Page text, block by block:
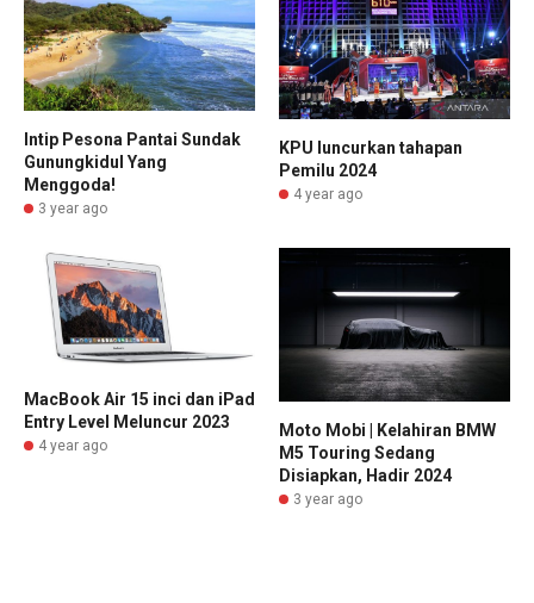
Intip Pesona Pantai Sundak
Gunungkidul Yang
Menggoda!
3 year ago
KPU luncurkan tahapan
Pemilu 2024
4 year ago
MacBook Air 15 inci dan iPad
Entry Level Meluncur 2023
4 year ago
Moto Mobi | Kelahiran BMW
M5 Touring Sedang
Disiapkan, Hadir 2024
3 year ago